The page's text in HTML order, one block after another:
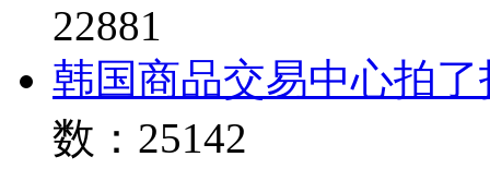
22881
韩国商品交易中心拍
数：25142